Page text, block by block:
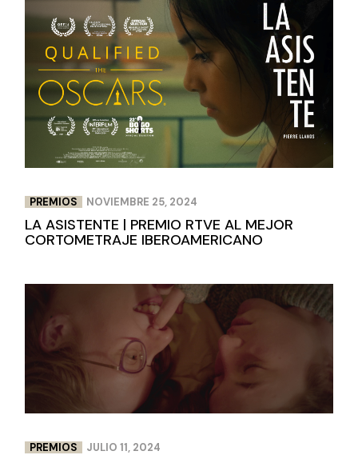
PREMIOS NOVIEMBRE 25, 2024
LA ASISTENTE | PREMIO RTVE AL MEJOR
CORTOMETRAJE IBEROAMERICANO
PREMIOS JULIO 11, 2024